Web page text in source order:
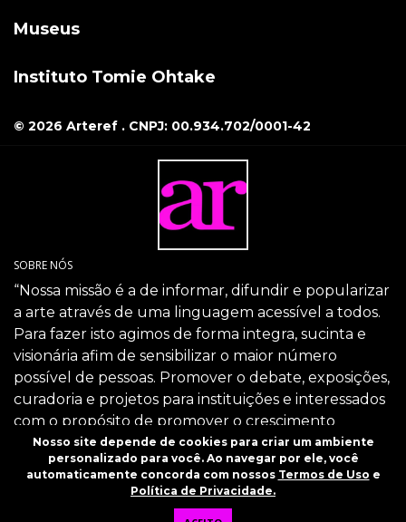
Museus
Instituto Tomie Ohtake
© 2026 Arteref . CNPJ: 00.934.702/0001-42
SOBRE NÓS
“Nossa missão é a de informar, difundir e popularizar
a arte através de uma linguagem acessível a todos.
Para fazer isto agimos de forma integra, sucinta e
visionária afim de sensibilizar o maior número
possível de pessoas. Promover o debate, exposições,
curadoria e projetos para instituições e interessados
com o propósito de promover o crescimento
intelectual da sociedade através da arte.”
SIGA-NOS
Nosso site depende de cookies para criar um ambiente
personalizado para você. Ao navegar por ele, você
automaticamente concorda com nossos Termos de Uso e
Política de Privacidade.